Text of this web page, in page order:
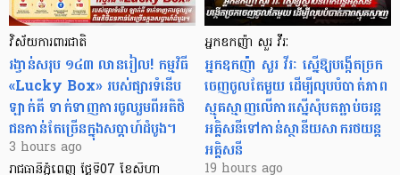
វិស័យការពារជាតិ
រង្វាន់សរុប ១៤៣ លានរៀល! កម្មវិធី
«Lucky Box» របស់ផ្សារទំនើប
ឡាក់គី ទាក់ទាញការចូលរួមពីអតិថិ
ជនកាន់តែច្រើនក្នុងសប្តាហ៍ដំបូង។
3 hours ago
រាជធានីភ្នំពេញ ថ្ងៃទី07 ខែសីហា
អ្នកឧកញ៉ា សួរ វីរៈ
អ្នកឧកញ៉ា សួរ វីរៈ ស្នើឱ្យបង្កើតច្រក
ចេញចូលតែមួយ ដើម្បីលុបបំបាត់ភាព
ស្មុគស្មាញលើការស្នើសុំបតភ្ជាប់ចរន្ត
អគ្គិសនីទៅកាន់ស្ថានីយសាករថយន្ត
អគ្គិសនី
19 hours ago